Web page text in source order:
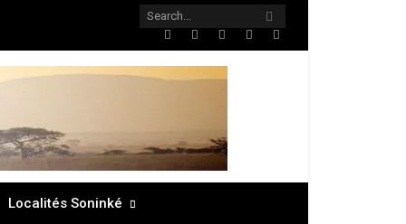
Twitter FacebookLinkedInPinterest
Localités Soninké